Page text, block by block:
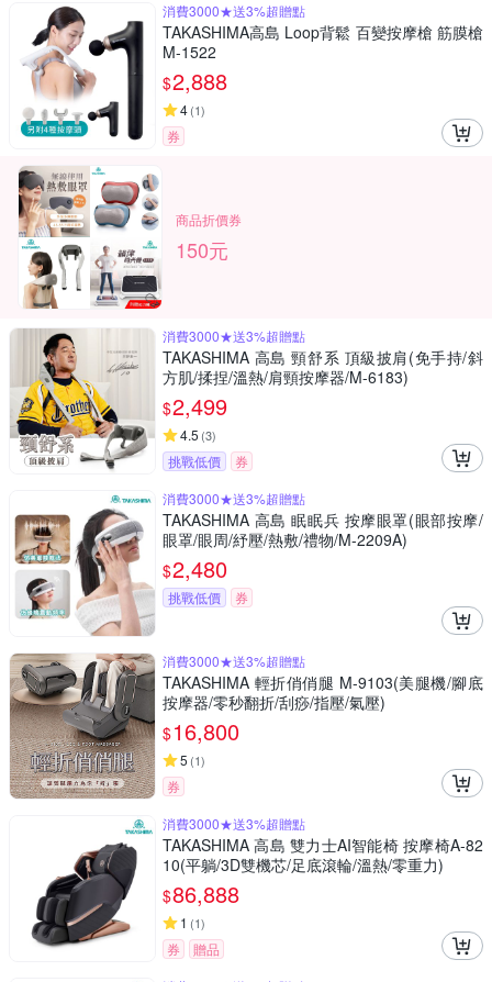
消費3000★送3%超贈點
TAKASHIMA高島 Loop背鬆 百變按摩槍 筋膜槍
M-1522
$2,888
4(1)
券
商品折價券
150元
消費3000★送3%超贈點
TAKASHIMA 高島 頸舒系 頂級披肩(免手持/斜
方肌/揉捏/溫熱/肩頸按摩器/M-6183)
$2,499
4.5 (3)
挑戰低價
券
消費3000★送3%超贈點
TAKASHIMA 高島 眠眠兵 按摩眼罩(眼部按摩/
眼罩/眼周/紓壓/熱敷/禮物/M-2209A)
$2,480
挑戰低價 券
消費3000★送3%超贈點
TAKASHIMA 輕折俏俏腿 M-9103(美腿機/腳底
按摩器/零秒翻折/刮痧/指壓/氣壓)
$16,800
5 (1)
券
消費3000★送3%超贈點
TAKASHIMA 高島 雙力士AI智能椅 按摩椅A-82
10(平躺/3D雙機芯/足底滾輪/溫熱/零重力)
$86,888
1 (1)
券
贈品